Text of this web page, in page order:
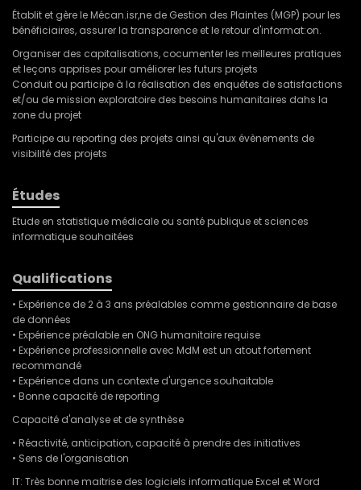
Établit et gère le Mécan.isr,ne de Gestion des Plaintes (MGP) pour les
bénéficiaires, assurer la transparence et le retour d'informat:on.
Organiser des capitalisations, cocumenter les meilleures pratiques
et leçons apprises pour améliorer les futurs projets
Conduit ou participe à la réalisation des enquêtes de satisfactions
et/ou de mission exploratoire des besoins humanitaires dahs la
zone du projet
Participe au reporting des projets ainsi qu'aux évènements de
visibilité des projets
Études
Etude en statistique médicale ou santé publique et sciences
informatique souhaitées
Qualifications
• Expérience de 2 à 3 ans préalables comme gestionnaire de base
de données
• Expérience préalable en ONG humanitaire requise
• Expérience professionnelle avec MdM est un atout fortement
recommandé
• Expérience dans un contexte d'urgence souhaitable
• Bonne capacité de reporting
Capacité d'analyse et de synthèse
• Réactivité, anticipation, capacité à prendre des initiatives
• Sens de l'organisation
IT: Très bonne maitrise des logiciels informatique Excel et Word